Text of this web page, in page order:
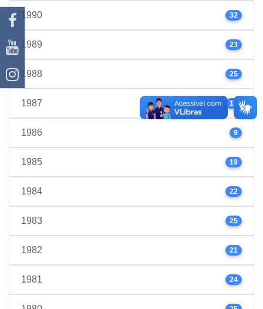
1990 32
1989 23
1988 25
1987 17
1986 9
1985 19
1984 22
1983 25
1982 21
1981 24